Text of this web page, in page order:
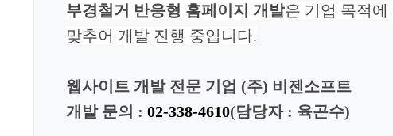
부경철거 반응형 홈페이지 개발은 기업 목적에
맞추어 개발 진행 중입니다.
웹사이트 개발 전문 기업 (주) 비젠소프트
개발 문의 : 02-338-4610(담당자 : 육곤수)